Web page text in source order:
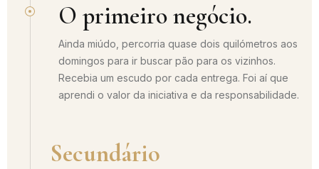
O primeiro negócio.
Ainda miúdo, percorria quase dois quilómetros aos
domingos para ir buscar pão para os vizinhos.
Recebia um escudo por cada entrega. Foi aí que
aprendi o valor da iniciativa e da responsabilidade.
Secundário